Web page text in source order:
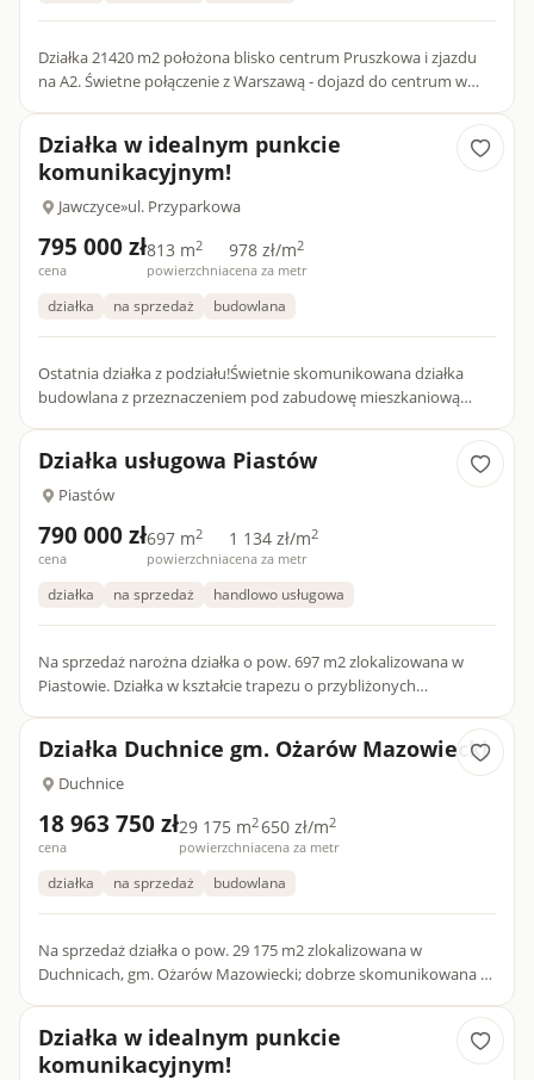
Działka 21420 m2 położona blisko centrum Pruszkowa i zjazdu
na A2. Świetne połączenie z Warszawą - dojazd do centrum w
Działka w idealnym punkcie
komunikacyjnym!
Jawczyce»ul. Przyparkowa
795 000 zł
cena
813 m2
powierzchnia
978 zł/m2
cena za metr
działka na sprzedaż budowlana
Ostatnia działka z podziału!Świetnie skomunikowana działka
budowlana z przeznaczeniem pod zabudowę mieszkaniową
Działka usługowa Piastów
Piastów
790 000 zł
cena
697 m2
powierzchnia
1 134 zł/m2
cena za metr
działka na sprzedaż handlowo usługowa
Na sprzedaż narożna działka o pow. 697 m2 zlokalizowana w
Piastowie. Działka w kształcie trapezu o przybliżonych
Działka Duchnice gm. Ożarów Mazowiecki
Duchnice
18 963 750 zł
cena
29 175 m2
powierzchnia
650 zł/m2
cena za metr
działka na sprzedaż budowlana
Na sprzedaż działka o pow. 29 175 m2 zlokalizowana w
Duchnicach, gm. Ożarów Mazowiecki; dobrze skomunikowana z
Działka w idealnym punkcie
komunikacyjnym!